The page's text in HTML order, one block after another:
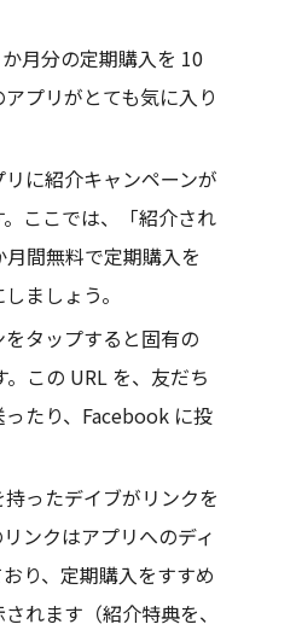
月分の定期購入を 10
プリがとても気に入り
に紹介キャンペーンが
ここでは、「紹介され
間無料で定期購入を
ましょう。
タップすると固有の
この URL を、友だち
たり、Facebook に投
ったデイブがリンクを
ンクはアプリへのディ
り、定期購入をすすめ
れます（紹介特典を、